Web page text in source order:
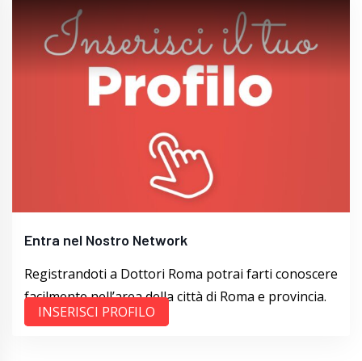
Entra nel Nostro Network
Registrandoti a Dottori Roma potrai farti conoscere
facilmente nell’area della città di Roma e provincia.
INSERISCI PROFILO